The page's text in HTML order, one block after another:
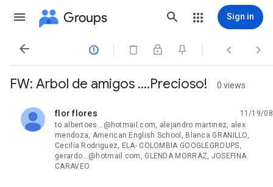
Groups Sign in
   
FW: Arbol de amigos ....Precioso! 0 views
flor flores
unread,
11/19/08
to albertoes...@hotmail.com, alejandro martinez, alex
mendoza, American English School, Blanca GRANILLO,
Cecilia Rodriguez, ELA- COLOMBIA GOOGLEGROUPS,
gerardo...@hotmail.com, GLENDA MORRAZ, JOSEFINA
CARAVEO